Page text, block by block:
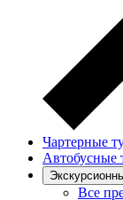
Чартерные
Автобусные
Все